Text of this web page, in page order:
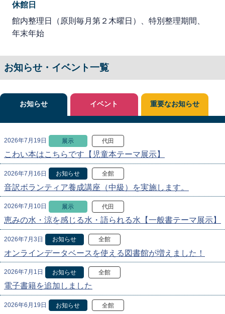
休館日
館内整理日（原則毎月第２木曜日）、特別整理期間、
年末年始
お知らせ・イベント一覧
お知らせ
2026年7月19日 展示 代田
こわい本はこちらです【児童本テーマ展示】
2026年7月16日 お知らせ 全館
音訳ボランティア養成講座（中級）を実施します。
2026年7月10日 展示 代田
恵みの水・涼を感じる水・語られる水【一般書テーマ展示】
2026年7月3日 お知らせ 全館
オンラインデータベースを使える図書館が増えました！
2026年7月1日 お知らせ 全館
電子書籍を追加しました
2026年6月19日 お知らせ 全館
イベント 重要なお知らせ